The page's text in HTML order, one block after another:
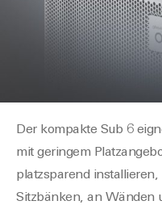
Der kompakte Sub 6
mit geringem
platzsparend
Sitzbänken, an Wänden